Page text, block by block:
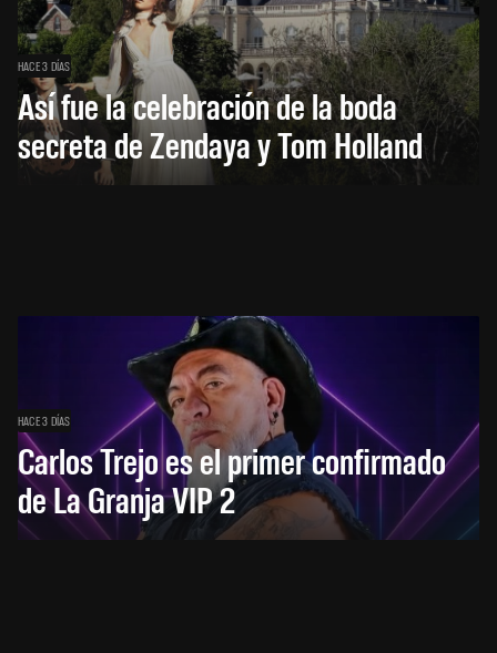
HACE 3 DÍAS
Así fue la celebración de la boda
secreta de Zendaya y Tom Holland
HACE 3 DÍAS
Carlos Trejo es el primer confirmado
de La Granja VIP 2